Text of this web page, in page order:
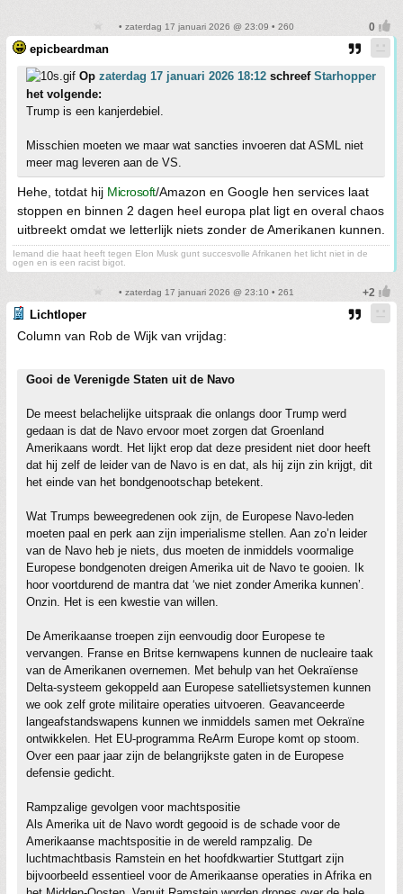
• zaterdag 17 januari 2026 @ 23:09 • 260
epicbeardman
Op zaterdag 17 januari 2026 18:12 schreef Starhopper
het volgende:
Trump is een kanjerdebiel.
Misschien moeten we maar wat sancties invoeren dat ASML niet
meer mag leveren aan de VS.
Hehe, totdat hij Microsoft/Amazon en Google hen services laat
stoppen en binnen 2 dagen heel europa plat ligt en overal chaos
uitbreekt omdat we letterlijk niets zonder de Amerikanen kunnen.
Iemand die haat heeft tegen Elon Musk gunt succesvolle Afrikanen het licht niet in de
ogen en is een racist bigot.
• zaterdag 17 januari 2026 @ 23:10 • 261
Lichtloper
Column van Rob de Wijk van vrijdag:
Gooi de Verenigde Staten uit de Navo
De meest belachelijke uitspraak die onlangs door Trump werd
gedaan is dat de Navo ervoor moet zorgen dat Groenland
Amerikaans wordt. Het lijkt erop dat deze president niet door heeft
dat hij zelf de leider van de Navo is en dat, als hij zijn zin krijgt, dit
het einde van het bondgenootschap betekent.
Wat Trumps beweegredenen ook zijn, de Europese Navo-leden
moeten paal en perk aan zijn imperialisme stellen. Aan zo’n leider
van de Navo heb je niets, dus moeten de inmiddels voormalige
Europese bondgenoten dreigen Amerika uit de Navo te gooien. Ik
hoor voortdurend de mantra dat ‘we niet zonder Amerika kunnen’.
Onzin. Het is een kwestie van willen.
De Amerikaanse troepen zijn eenvoudig door Europese te
vervangen. Franse en Britse kernwapens kunnen de nucleaire taak
van de Amerikanen overnemen. Met behulp van het Oekraïense
Delta-systeem gekoppeld aan Europese satellietsystemen kunnen
we ook zelf grote militaire operaties uitvoeren. Geavanceerde
langeafstandswapens kunnen we inmiddels samen met Oekraïne
ontwikkelen. Het EU-programma ReArm Europe komt op stoom.
Over een paar jaar zijn de belangrijkste gaten in de Europese
defensie gedicht.
Rampzalige gevolgen voor machtspositie
Als Amerika uit de Navo wordt gegooid is de schade voor de
Amerikaanse machtspositie in de wereld rampzalig. De
luchtmachtbasis Ramstein en het hoofdkwartier Stuttgart zijn
bijvoorbeeld essentieel voor de Amerikaanse operaties in Afrika en